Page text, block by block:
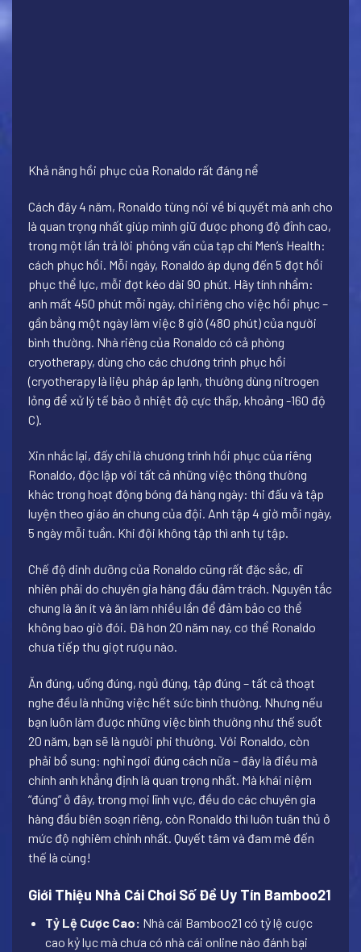
Khả năng hồi phục của Ronaldo rất đáng nể
Cách đây 4 năm, Ronaldo từng nói về bí quyết mà anh cho
là quan trọng nhất giúp mình giữ được phong độ đỉnh cao,
trong một lần trả lời phỏng vấn của tạp chí Men’s Health:
cách phục hồi. Mỗi ngày, Ronaldo áp dụng đến 5 đợt hồi
phục thể lực, mỗi đợt kéo dài 90 phút. Hãy tính nhẩm:
anh mất 450 phút mỗi ngày, chỉ riêng cho việc hồi phục –
gần bằng một ngày làm việc 8 giờ (480 phút) của người
bình thường. Nhà riêng của Ronaldo có cả phòng
cryotherapy, dùng cho các chương trình phục hồi
(cryotherapy là liệu pháp áp lạnh, thường dùng nitrogen
lỏng để xử lý tế bào ở nhiệt độ cực thấp, khoảng -160 độ
C).
Xin nhắc lại, đấy chỉ là chương trình hồi phục của riêng
Ronaldo, độc lập với tất cả những việc thông thường
khác trong hoạt động bóng đá hàng ngày: thi đấu và tập
luyện theo giáo án chung của đội. Anh tập 4 giờ mỗi ngày,
5 ngày mỗi tuần. Khi đội không tập thì anh tự tập.
Chế độ dinh dưỡng của Ronaldo cũng rất đặc sắc, dĩ
nhiên phải do chuyên gia hàng đầu đảm trách. Nguyên tắc
chung là ăn ít và ăn làm nhiều lần để đảm bảo cơ thể
không bao giờ đói. Đã hơn 20 năm nay, cơ thể Ronaldo
chưa tiếp thu giọt rượu nào.
Ăn đúng, uống đúng, ngủ đúng, tập đúng – tất cả thoạt
nghe đều là những việc hết sức bình thường. Nhưng nếu
bạn luôn làm được những việc bình thường như thế suốt
20 năm, bạn sẽ là người phi thường. Với Ronaldo, còn
phải bổ sung: nghỉ ngơi đúng cách nữa – đây là điều mà
chính anh khẳng định là quan trọng nhất. Mà khái niệm
“đúng” ở đây, trong mọi lĩnh vực, đều do các chuyên gia
hàng đầu biên soạn riêng, còn Ronaldo thì luôn tuân thủ ở
mức độ nghiêm chỉnh nhất. Quyết tâm và đam mê đến
thế là cùng!
Giới Thiệu Nhà Cái Chơi Số Đề Uy Tín Bamboo21
Tỷ Lệ Cược Cao: Nhà cái Bamboo21 có tỷ lệ cược
cao kỷ lục mà chưa có nhà cái online nào đánh bại